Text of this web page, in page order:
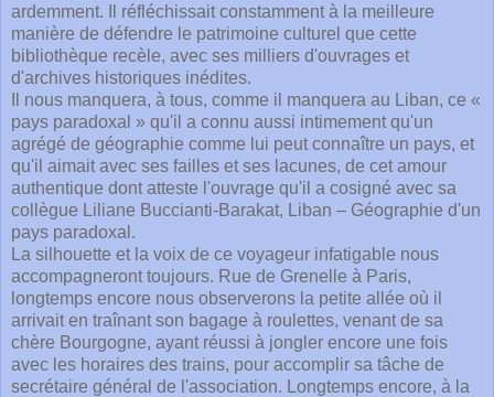
ardemment. Il réfléchissait constamment à la meilleure
manière de défendre le patrimoine culturel que cette
bibliothèque recèle, avec ses milliers d'ouvrages et
d'archives historiques inédites.
Il nous manquera, à tous, comme il manquera au Liban, ce «
pays paradoxal » qu'il a connu aussi intimement qu'un
agrégé de géographie comme lui peut connaître un pays, et
qu'il aimait avec ses failles et ses lacunes, de cet amour
authentique dont atteste l'ouvrage qu'il a cosigné avec sa
collègue Liliane Buccianti-Barakat, Liban – Géographie d'un
pays paradoxal.
La silhouette et la voix de ce voyageur infatigable nous
accompagneront toujours. Rue de Grenelle à Paris,
longtemps encore nous observerons la petite allée où il
arrivait en traînant son bagage à roulettes, venant de sa
chère Bourgogne, ayant réussi à jongler encore une fois
avec les horaires des trains, pour accomplir sa tâche de
secrétaire général de l'association. Longtemps encore, à la